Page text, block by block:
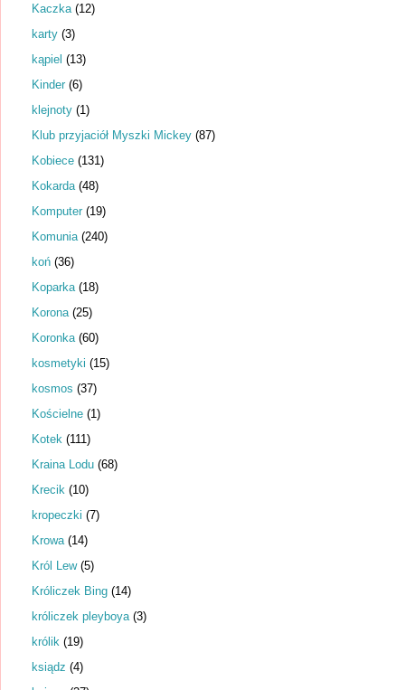
Kaczka (12)
karty (3)
kąpiel (13)
Kinder (6)
klejnoty (1)
Klub przyjaciół Myszki Mickey (87)
Kobiece (131)
Kokarda (48)
Komputer (19)
Komunia (240)
koń (36)
Koparka (18)
Korona (25)
Koronka (60)
kosmetyki (15)
kosmos (37)
Kościelne (1)
Kotek (111)
Kraina Lodu (68)
Krecik (10)
kropeczki (7)
Krowa (14)
Król Lew (5)
Króliczek Bing (14)
króliczek pleyboya (3)
królik (19)
ksiądz (4)